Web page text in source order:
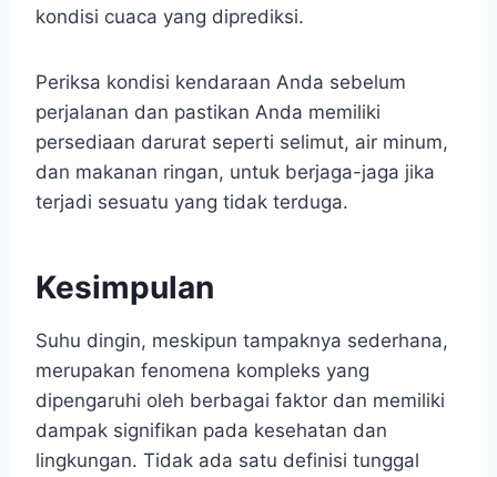
kondisi cuaca yang diprediksi.
Periksa kondisi kendaraan Anda sebelum
perjalanan dan pastikan Anda memiliki
persediaan darurat seperti selimut, air minum,
dan makanan ringan, untuk berjaga-jaga jika
terjadi sesuatu yang tidak terduga.
Kesimpulan
Suhu dingin, meskipun tampaknya sederhana,
merupakan fenomena kompleks yang
dipengaruhi oleh berbagai faktor dan memiliki
dampak signifikan pada kesehatan dan
lingkungan. Tidak ada satu definisi tunggal